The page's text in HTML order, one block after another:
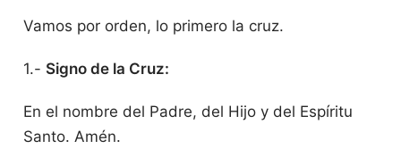
Vamos por orden, lo primero la cruz.
1.- Signo de la Cruz:
En el nombre del Padre, del Hijo y del Espíritu
Santo. Amén.